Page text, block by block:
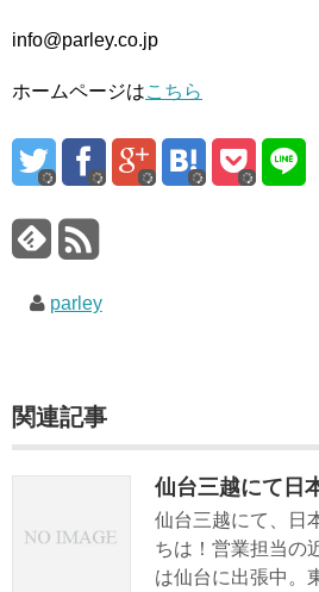
info@parley.co.jp
ホームページはこちら
parley
関連記事
仙台三越にて日
仙台三越にて、日
ちは！営業担当の
は仙台に出張中。